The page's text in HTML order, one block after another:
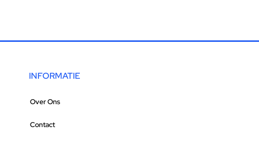
INFORMATIE
Over Ons
Contact